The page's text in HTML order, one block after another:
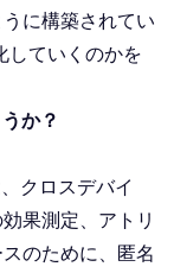
に構築されてい
していくのかを
か？
クロスデバイ
果測定、アトリ
のために、匿名